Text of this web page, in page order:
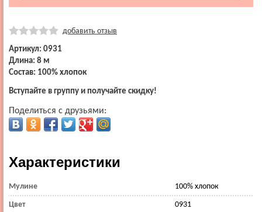
добавить отзыв
Артикул: 0931
Длина: 8 м
Состав: 100% хлопок
Вступайте в группу и получайте скидку!
Поделиться с друзьями:
Характеристики
Мулине 100% хлопок
Цвет 0931